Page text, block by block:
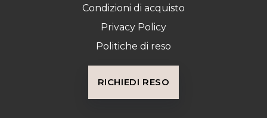
Condizioni di acquisto
Privacy Policy
Politiche di reso
RICHIEDI RESO